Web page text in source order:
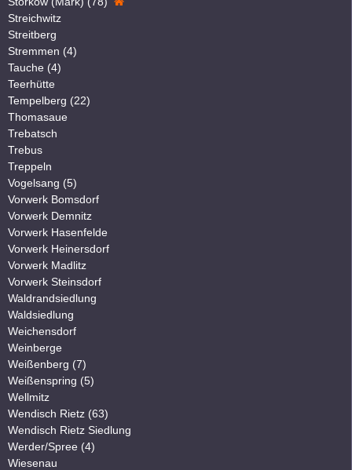
Streichwitz
Streitberg
Stremmen (4)
Tauche (4)
Teerhütte
Tempelberg (22)
Thomasaue
Trebatsch
Trebus
Treppeln
Vogelsang (5)
Vorwerk Bomsdorf
Vorwerk Demnitz
Vorwerk Hasenfelde
Vorwerk Heinersdorf
Vorwerk Madlitz
Vorwerk Steinsdorf
Waldrandsiedlung
Waldsiedlung
Weichensdorf
Weinberge
Weißenberg (7)
Weißenspring (5)
Wellmitz
Wendisch Rietz (63)
Wendisch Rietz Siedlung
Werder/Spree (4)
Wiesenau